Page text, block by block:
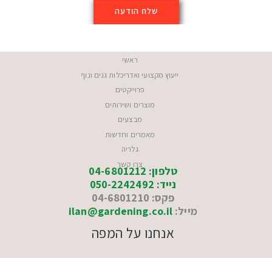
ראשי
ייעוץ מקצועי ואדריכלות גנים ונוף
פרוייקטים
מוצרים ושירותים
מבצעים
מאמרים וחדשות
גלריה
צרו קשר
טלפון: 04-6801212
נייד: 050-2242492
פקס: 04-6801210
מייל: ilan@gardening.co.il
אנחנו על המפה